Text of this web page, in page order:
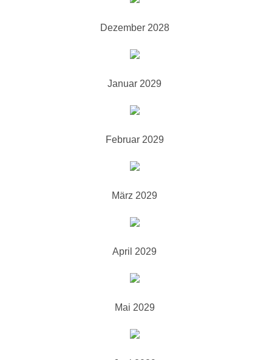
Dezember 2028
Januar 2029
Februar 2029
März 2029
April 2029
Mai 2029